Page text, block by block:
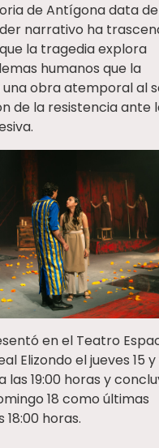
de Antígona data
narrativo ha
la tragedia explora
humanos que la
obra atemporal al
de la resistencia ante
en el Teatro
Elizondo el jueves 15
las 19:00 horas y
18 como últimas
18:00 horas.